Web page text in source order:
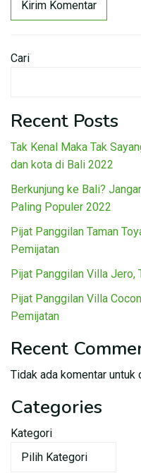
Cari
Recent Posts
Tak Kenal Maka Tak
dan kota di Bali 2022
Berkunjung ke Bali?
Paling Populer 2022
Pijat Panggilan Taman
Pemijatan
Pijat Panggilan Villa Jero,
Pijat Panggilan Villa
Pemijatan
Recent
Tidak ada komentar untuk
Categories
Kategori